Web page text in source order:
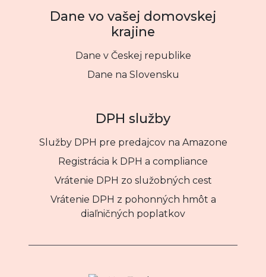
Dane vo vašej domovskej
krajine
Dane v Českej republike
Dane na Slovensku
DPH služby
Služby DPH pre predajcov na Amazone
Registrácia k DPH a compliance
Vrátenie DPH zo služobných cest
Vrátenie DPH z pohonných hmôt a
diaľničných poplatkov